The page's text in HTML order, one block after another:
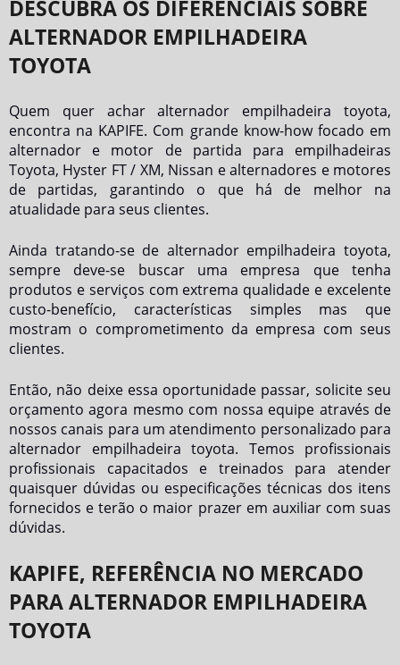
DESCUBRA OS DIFERENCIAIS SOBRE
ALTERNADOR EMPILHADEIRA
TOYOTA
Quem quer acharalternador empilhadeira toyota,
encontra na KAPIFE. Com grande know-how focado em
alternador e motor de partida para empilhadeiras
Toyota, Hyster FT / XM, Nissan e alternadores e motores
de partidas, garantindo o que há de melhor na
atualidade para seus clientes.
Ainda tratando-se de alternador empilhadeira toyota,
sempre deve-se buscar uma empresa que tenha
produtos e serviços com extrema qualidade e excelente
custo-benefício, características simples mas que
mostram o comprometimento da empresa com seus
clientes.
Então, não deixe essa oportunidade passar, solicite seu
orçamento agora mesmo com nossa equipe através de
nossos canais para um atendimento personalizado para
alternador empilhadeira toyota. Temos profissionais
profissionais capacitados e treinados para atender
quaisquer dúvidas ou especificações técnicas dos itens
fornecidos e terão o maior prazer em auxiliar com suas
dúvidas.
KAPIFE, REFERÊNCIA NO MERCADO
PARA ALTERNADOR EMPILHADEIRA
TOYOTA